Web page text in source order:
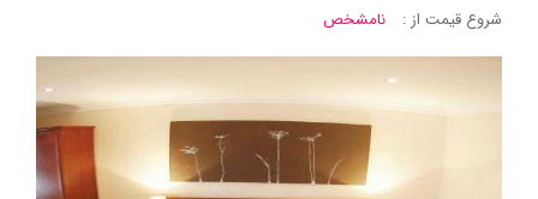
شروع قیمت از :
نامشخص